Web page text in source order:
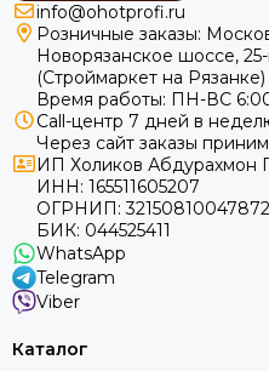
info@ohotprofi.ru
Розничные заказы:
Новорязанское шоссе,
(Строймаркет на Рязанке)
Время работы: ПН-ВС
Call-центр 7 дней в
Через сайт заказы
ИП Холиков Абдурахмон
ИНН: 165511605207
ОГРНИП:
БИК: 044525411
WhatsApp
Telegram
Viber
Каталог